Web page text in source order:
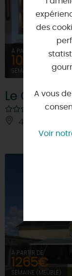
À PARTIR DE
1039,58€
SEMAINE (MEUBLÉ)
Le Clos Joli
45630 -
À PARTIR DE
1265€
SEMAINE (MEUBLÉ)
des
A vous
Voir